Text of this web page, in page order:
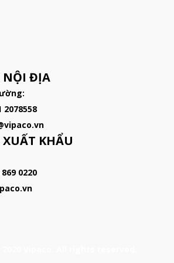
NỘI ĐỊA
KHẨU
0220